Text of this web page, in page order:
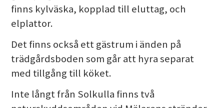
finns kylväska, kopplad till eluttag, och
elplattor.
Det finns också ett gästrum i änden på
trädgårdsboden som går att hyra separat
med tillgång till köket.
Inte långt från Solkulla finns två